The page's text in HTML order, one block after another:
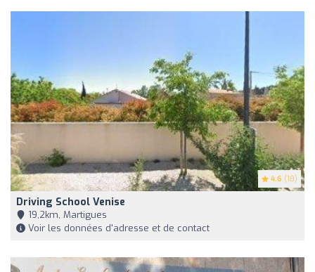
4.6 (18)
Driving School Venise
19,2km, Martigues
Voir les données d'adresse et de contact